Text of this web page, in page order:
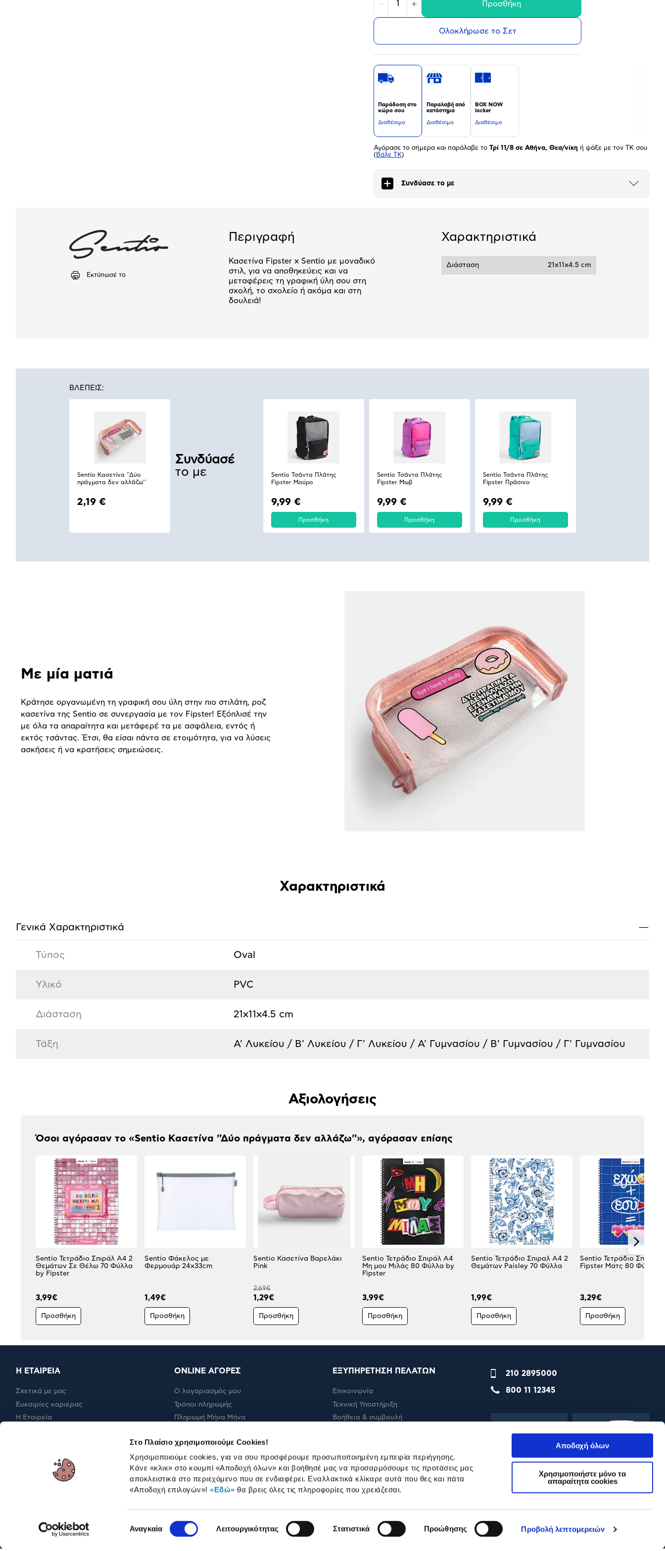
Στο Πλαίσιο χρησιμοποιούμε Cookies!
Χρησιμοποιούμε cookies, για να σου προσφέρουμε προσωποποιημένη εμπειρία περιήγησης.
Κάνε «κλικ» στο κουμπί «Αποδοχή όλων» και βοήθησέ μας να προσαρμόσουμε τις προτάσεις μας
αποκλειστικά στο περιεχόμενο που σε ενδιαφέρει. Εναλλακτικά κλίκαρε αυτά που θες και πάτα
«Αποδοχή επιλογών»!«Εδώ» θα βρεις όλες τις πληροφορίες που χρειάζεσαι.
συγκατάθεσης
Αναγκαία Λειτουργικότητας Στατιστικά Προώθησης Προβολή λεπτομερειών
Αποδοχή όλων
Χρησιμοποιήστε μόνο τα
απαραίτητα cookies
Μείωση Αύξηση Προσθήκη
Ολοκλήρωσε το Σετ
Παράδοση στο
χώρο σου
Διαθέσιμο
Παραλαβή από
κατάστημα
Διαθέσιμο
BOX NOW
locker
Διαθέσιμο
Αγόρασε το σήμερα και παράλαβε το Τρί 11/8 σε Αθήνα, Θεσ/νίκη ή ψάξε με τον ΤΚ σου
( Βάλε ΤΚ)
Συνδύασε το με
Άνοιξε
Εκτύπωσέ το
Περιγραφή
Κασετίνα Fipster x Sentio με μοναδικό
στιλ, για να αποθηκεύεις και να
μεταφέρεις τη γραφική ύλη σου στη
σχολή, το σχολείο ή ακόμα και στη
δουλειά!
Χαρακτηριστικά
Διάσταση 21x11x4.5 cm
ΒΛΕΠΕΙΣ:
Sentio Κασετίνα ''Δύο
πράγματα δεν αλλάζω''
2,19 €
Συνδύασέ
το με
Sentio Τσάντα Πλάτης
Fipster Μαύρο
9,99 €
Προσθήκη
Sentio Τσάντα Πλάτης
Fipster Μωβ
9,99 €
Προσθήκη
Sentio Τσάντα Πλάτης
Fipster Πράσινο
9,99 €
Προσθήκη
Με μία ματιά
Κράτησε οργανωμένη τη γραφική σου ύλη στην πιο στιλάτη, ροζ
κασετίνα της Sentio σε συνεργασία με τον Fipster! Εξόπλισέ την
με όλα τα απαραίτητα και μετάφερέ τα με ασφάλεια, εντός ή
εκτός τσάντας. Έτσι, θα είσαι πάντα σε ετοιμότητα, για να λύσεις
ασκήσεις ή να κρατήσεις σημειώσεις.
Χαρακτηριστικά
Γενικά Xαρακτηριστικά —
Τύπος Oval
Υλικό PVC
Διάσταση 21x11x4.5 cm
Τάξη Α' Λυκείου / Β' Λυκείου / Γ' Λυκείου / Α' Γυμνασίου / Β' Γυμνασίου / Γ' Γυμνασίου
Αξιολογήσεις
Όσοι αγόρασαν το «Sentio Κασετίνα ''Δύο πράγματα δεν αλλάζω''», αγόρασαν επίσης
Sentio Τετράδιο Σπιράλ Α4 2
Θεμάτων Σε Θέλω 70 Φύλλα
by Fipster
3,99€
Προσθήκη
Sentio Φάκελος με
Φερμουάρ 24x33cm
1,49€
Προσθήκη
Sentio Κασετίνα Βαρελάκι
Pink
2,69€
1,29€
Προσθήκη
Sentio Τετράδιο Σπιράλ Α4
Μη μου Μιλάς 80 Φύλλα by
Fipster
3,99€
Προσθήκη
Sentio Τετράδιο Σπιραλ A4 2
Θεμάτων Paisley 70 Φύλλα
1,99€
Προσθήκη
Sentio Τετράδιο Σπιράλ
Fipster Ματς 80 Φύλλα
3,29€
Προσθήκη
Η ΕΤΑΙΡΕΙΑ
Σχετικά με μας
Ευκαιρίες καριέρας
Η Εταιρεία
ONLINE ΑΓΟΡΕΣ
Ο λογαριασμός μου
Τρόποι πληρωμής
Πληρωμή Μήνα Μήνα
Επιστροφές
ΕΞΥΠΗΡΕΤΗΣΗ ΠΕΛΑΤΩΝ
Επικοινωνία
Τεχνική Υποστήριξη
Βοήθεια & συμβουλή
Όροι εμπορικών ενεργειών
Καταστήματα
210 2895000
800 11 12345
ΓΙΑ ΕΠΑΓΓΕΛΜΑΤΙΕΣ